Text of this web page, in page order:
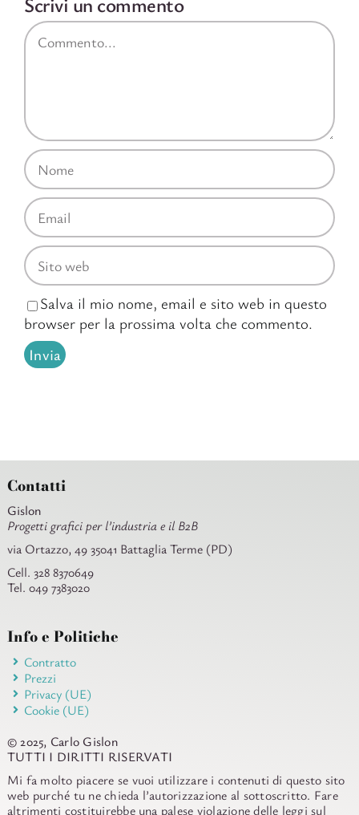
Commento
Salva il mio nome, email e sito web in questo
browser per la prossima volta che commento.
Contatti
Gislon
Progetti grafici per l’industria e il B2B
via Ortazzo, 49 35041 Battaglia Terme (PD)
Cell. 328 8370649
Tel. 049 7383020
Info e Politiche
Contratto
Prezzi
Privacy (UE)
Cookie (UE)
© 2025, Carlo Gislon
TUTTI I DIRITTI RISERVATI
Mi fa molto piacere se vuoi utilizzare i contenuti di questo sito
web purché tu ne chieda l’autorizzazione al sottoscritto. Fare
altrimenti costituirebbe una palese violazione delle leggi sul